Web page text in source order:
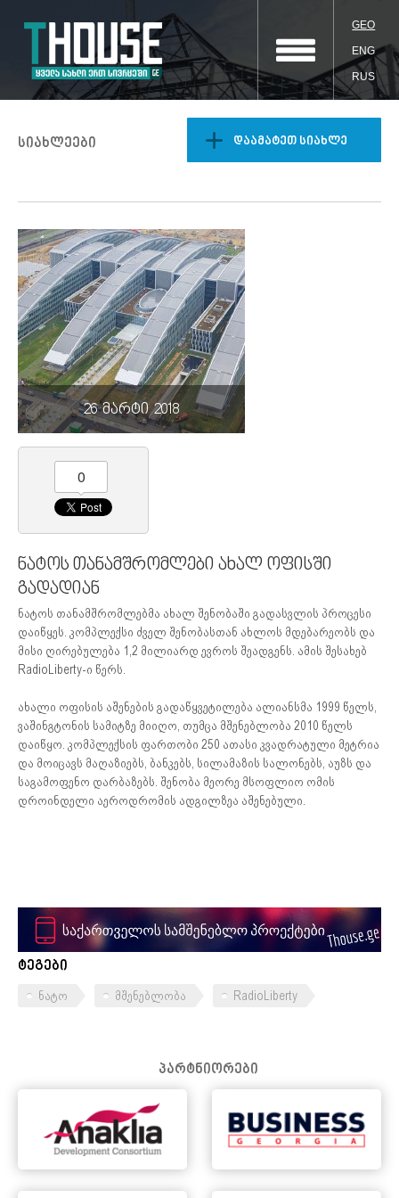
GEO
ENG
RUS
სიახლეები დაამატეთ სიახლე
26 მარტი 2018
0
ნატოს თანამშრომლები ახალ ოფისში
გადადიან
ნატოს თანამშრომლებმა ახალ შენობაში გადასვლის პროცესი
დაიწყეს. კომპლექსი ძველ შენობასთან ახლოს მდებარეობს და
მისი ღირებულება 1,2 მილიარდ ევროს შეადგენს. ამის შესახებ
RadioLiberty-ი წერს.
ახალი ოფისის აშენების გადაწყვეტილება ალიანსმა 1999 წელს,
ვაშინგტონის სამიტზე მიიღო, თუმცა მშენებლობა 2010 წელს
დაიწყო. კომპლექსის ფართობი 250 ათასი კვადრატული მეტრია
და მოიცავს მაღაზიებს, ბანკებს, სილამაზის სალონებს, აუზს და
საგამოფენო დარბაზებს. შენობა მეორე მსოფლიო ომის
დროინდელი აეროდრომის ადგილზეა აშენებული.
ტეგები
ნატო მშენებლობა RadioLiberty
პარტნიორები